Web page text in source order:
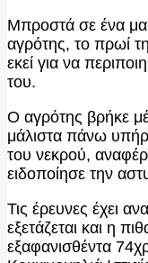
Μπροστά σε ένα
αγρότης, το πρωί
εκεί για να
του.
Ο αγρότης βρήκε
μάλιστα πάνω
του νεκρού,
ειδοποίησε την
Τις έρευνες έχει
εξετάζεται και η
εξαφανισθέντα